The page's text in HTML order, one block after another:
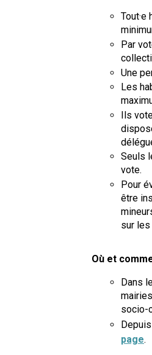
Par
Une
Les
Ils
Seuls
vote.
Pour
être
sur
Où et
Dans
socio-
page.